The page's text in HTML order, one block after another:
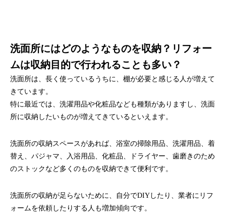
洗面所にはどのようなものを収納？リフォー
ムは収納目的で行われることも多い？
洗面所は、長く使っているうちに、棚が必要と感じる人が増えて
きています。
特に最近では、洗濯用品や化粧品なども種類がありますし、洗面
所に収納したいものが増えてきているといえます。
洗面所の収納スペースがあれば、浴室の掃除用品、洗濯用品、着
替え、パジャマ、入浴用品、化粧品、ドライヤー、歯磨きのため
のストックなど多くのものを収納できて便利です。
洗面所の収納が足らないために、自分でDIYしたり、業者にリフ
ォームを依頼したりする人も増加傾向です。